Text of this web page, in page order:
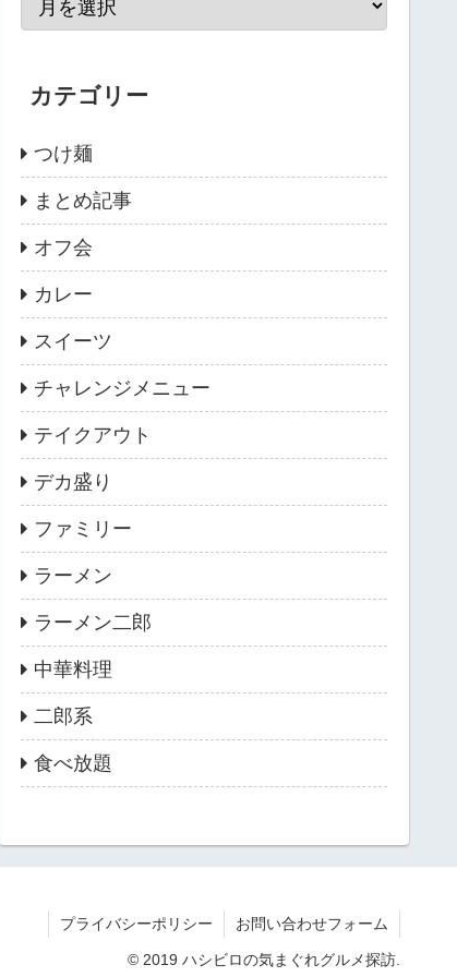
カテゴリー
つけ麺
まとめ記事
オフ会
カレー
スイーツ
チャレンジメニュー
テイクアウト
デカ盛り
ファミリー
ラーメン
ラーメン二郎
中華料理
二郎系
食べ放題
プライバシーポリシー お問い合わせフォーム
© 2019 ハシビロの気まぐれグルメ探訪.